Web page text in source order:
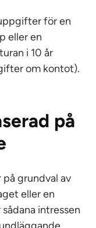
för en
eller en
i 10 år
om kontot).
på
grundval av
eller en
intressen